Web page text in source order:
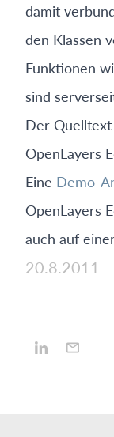
damit
den Klassen
Funktionen
sind
Der
OpenLayers
Eine Demo-
OpenLayers
auch auf
20.8.2011